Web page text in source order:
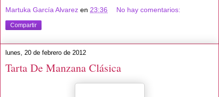
Martuka García Alvarez en 23:36 No hay comentarios:
Compartir
lunes, 20 de febrero de 2012
Tarta De Manzana Clásica